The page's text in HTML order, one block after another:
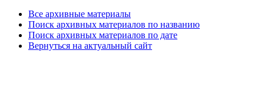
Все архивные материалы
Поиск архивных материалов по названию
Поиск архивных материалов по дате
Вернуться на актуальный сайт